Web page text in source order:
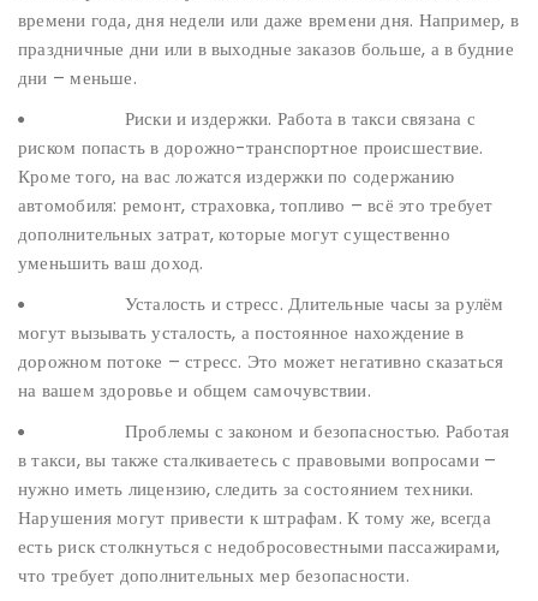
времени года, дня недели или даже времени дня. Например, в
праздничные дни или в выходные заказов больше, а в будние
дни – меньше.
Риски и издержки. Работа в такси связана с
риском попасть в дорожно-транспортное происшествие.
Кроме того, на вас ложатся издержки по содержанию
автомобиля: ремонт, страховка, топливо – всё это требует
дополнительных затрат, которые могут существенно
уменьшить ваш доход.
Усталость и стресс. Длительные часы за рулём
могут вызывать усталость, а постоянное нахождение в
дорожном потоке – стресс. Это может негативно сказаться
на вашем здоровье и общем самочувствии.
Проблемы с законом и безопасностью. Работая
в такси, вы также сталкиваетесь с правовыми вопросами –
нужно иметь лицензию, следить за состоянием техники.
Нарушения могут привести к штрафам. К тому же, всегда
есть риск столкнуться с недобросовестными пассажирами,
что требует дополнительных мер безопасности.